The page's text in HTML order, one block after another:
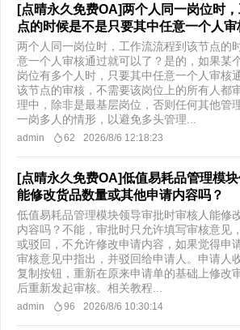
[点晴永久免费OA]两个人同一岗位时
点的时候是不是只要其中任意一个人
两个人同一岗位时，工作流流程到该节点的
意一个人审核通过就可以了？是的，如果某
岗位有多个人时，只要其中任意一个人审核
该节点的审核，不需要该岗位上的所有人都
理中，除非是最基层岗位，否则任何其他管
一岗多人的情形，以避免多头管理...
admin 62 2026/8/6 12:18:23
[点晴永久免费OA]低值易耗品管理模
能修改货品数量或其他申请内容吗？
低值易耗品管理模块领导审批时审核人能修
内容吗？不能，审批时只允许填写审核意见
或驳回，不允许修改申请内容，如果觉得申
审核意见中指出，并驳回给申请人。申请人
复制按钮，重新在原来申请单的基础上修改
后重新发起审核。 ​相关教程...
admin 96 2026/8/6 10:30:14